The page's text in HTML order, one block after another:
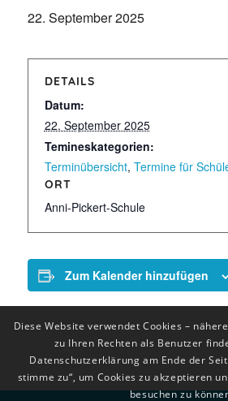
22. September 2025
DETAILS
Datum:
22. September 2025
Temineskategorien:
Terminübersicht, Termine für
ORT
Anni-Pickert-Schule
Zum Kalender hinzufügen
Diese Website verwendet Cookies –
zu Ihren Rechten als Benutzer
Datenschutzerklärung am Ende der
stimme zu“, um Cookies zu akzeptieren
besuchen zu